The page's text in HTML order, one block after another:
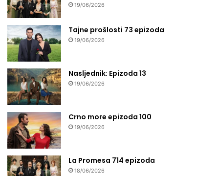
19/06/2026
Tajne prošlosti 73 epizoda
19/06/2026
Nasljednik: Epizoda 13
19/06/2026
Crno more epizoda 100
19/06/2026
La Promesa 714 epizoda
18/06/2026